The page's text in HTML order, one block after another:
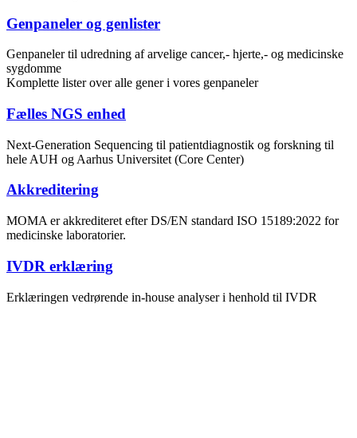
Genpaneler og genlister
Genpaneler til udredning af arvelige cancer,- hjerte,- og medicinske
sygdomme
Komplette lister over alle gener i vores genpaneler
Fælles NGS enhed
Next-Generation Sequencing til patientdiagnostik og forskning til
hele AUH og Aarhus Universitet (Core Center)
Akkreditering
MOMA er akkrediteret efter DS/EN standard ISO 15189:2022 for
medicinske laboratorier.
IVDR erklæring
Erklæringen vedrørende in-house analyser i henhold til IVDR